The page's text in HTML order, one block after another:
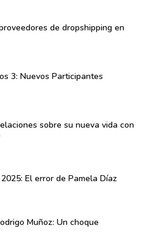
de dropshipping en
3: Nuevos Participantes
sobre su nueva vida con
El error de Pamela Díaz
Muñoz: Un choque